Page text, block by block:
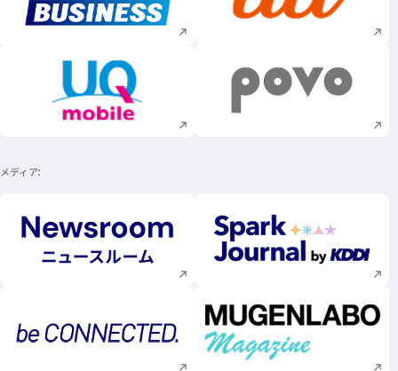
新規ウィンドウで開く 新規ウィンドウで
新規ウィンドウで開く 新規ウィンドウで
メディア
新規ウィンドウで開く 新規ウィンドウで
新規ウィンドウで開く 新規ウィンドウで